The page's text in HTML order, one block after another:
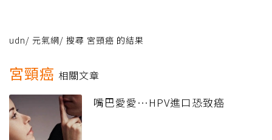
udn/ 元氣網/ 搜尋 宮頸癌 的結果
宮頸癌 相關文章
嘴巴愛愛…HPV進口恐致癌